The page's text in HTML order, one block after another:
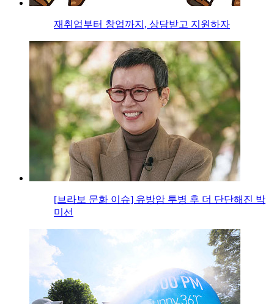
재취업부터 창업까지, 상담받고 지원하자
[브라보 문화 이슈] 유방암 투병 후 더 단단해진 박
미선